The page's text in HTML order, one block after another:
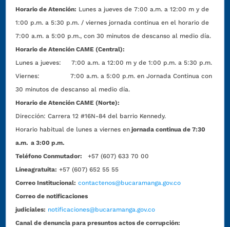
Horario de Atención: Lunes a jueves de 7:00 a.m. a 12:00 m y de
1:00 p.m. a 5:30 p.m. / viernes jornada continua en el horario de
7:00 a.m. a 5:00 p.m., con 30 minutos de descanso al medio día.
Horario de Atención CAME (Central):
Lunes a jueves: 7:00 a.m. a 12:00 m y de 1:00 p.m. a 5:30 p.m.
Viernes: 7:00 a.m. a 5:00 p.m. en Jornada Continua con
30 minutos de descanso al medio día.
Horario de Atención CAME (Norte):
Dirección:Carrera 12 #16N-84 del barrio Kennedy.
Horario habitual de lunes a viernes en jornada continua de 7:30
a.m. a 3:00 p.m.
Teléfono Conmutador:
+57 (607) 633 70 00
Líneagratuita: +57 (607) 652 55 55
Correo Institucional: contactenos@bucaramanga.gov.co
Correo de notificaciones
judiciales: notificaciones@bucaramanga.gov.co
Canal de denuncia para presuntos actos de corrupción: